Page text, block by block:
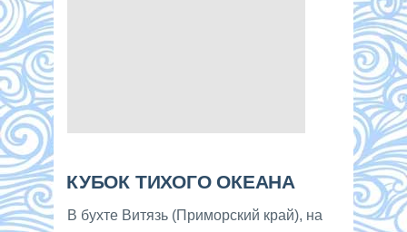
КУБОК ТИХОГО ОКЕАНА
В бухте Витязь (Приморский край), на